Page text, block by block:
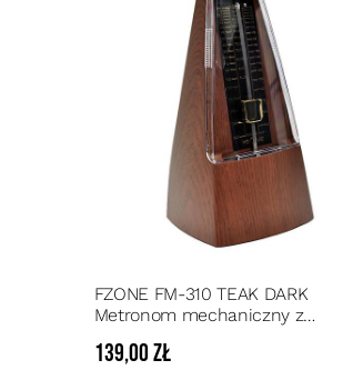
FZONE FM-310 TEAK DARK
Metronom mechaniczny z
139,00 zł